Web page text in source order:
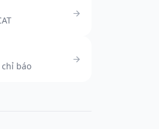
chỉ báo